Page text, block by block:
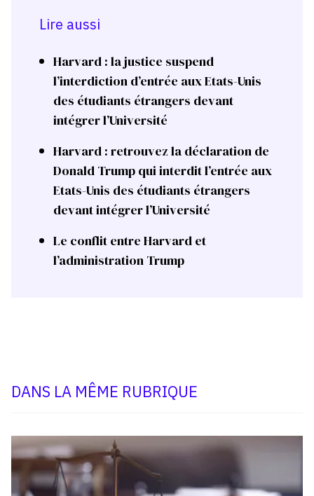
Lire aussi
Harvard : la justice suspend
l’interdiction d’entrée aux Etats-Unis
des étudiants étrangers devant
intégrer l’Université
Harvard : retrouvez la déclaration de
Donald Trump qui interdit l’entrée aux
Etats-Unis des étudiants étrangers
devant intégrer l’Université
Le conflit entre Harvard et
l’administration Trump
DANS LA MÊME RUBRIQUE